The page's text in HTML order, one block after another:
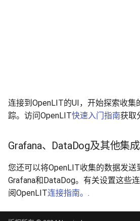
连接到OpenLIT的UI，开始探索收集
踪。访问OpenLIT快速入门指南获取
Grafana、DataDog及其他集成
您还可以将OpenLIT收集的数据发送
Grafana和DataDog。有关设置这些
阅OpenLIT连接指南。 .